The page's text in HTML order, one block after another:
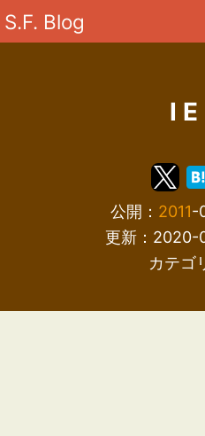
S.F. Blog
公開： 2011-
更新：2020-
カテゴ